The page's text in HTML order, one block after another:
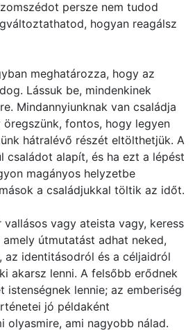
persze nem tudod
hogyan reagálsz
meghatározza, hogy az
Lássuk be, mindenkinek
Mindannyiunknak van családja
öregszünk, fontos, hogy legyen
hátralévő részét eltölthetjük. A
családot alapít, és ha ezt a lépést
magányos helyzetbe
a családjukkal töltik az időt.
vagy ateista vagy, keress
útmutatást adhat neked,
az identitásodról és a céljaidról
akarsz lenni. A felsőbb erődnek
istenségnek lennie; az emberiség
jó példaként
olyasmire, ami nagyobb nálad.